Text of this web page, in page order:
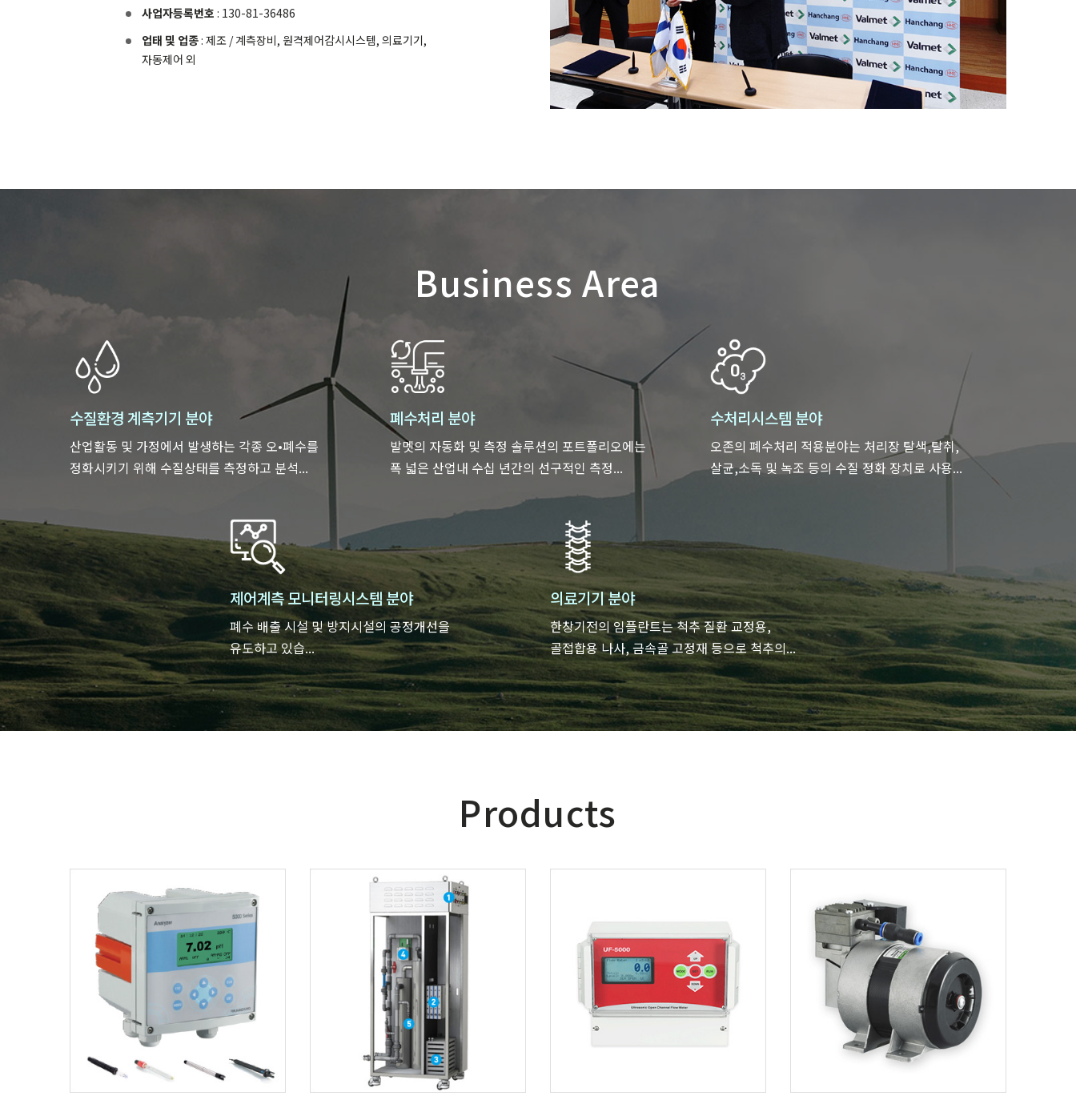
사업자등록번호 : 130-81-36486
업태 및 업종 : 제조 / 계측장비, 원격제어감시시스템, 의료기기,
자동제어 외
Business Area
수질환경 계측기기 분야
산업활동 및 가정에서 발생하는 각종 오•폐수를
정화시키기 위해 수질상태를 측정하고 분석...
폐수처리 분야
발멧의 자동화 및 측정 솔루션의 포트폴리오에는
폭 넓은 산업내 수십 년간의 선구적인 측정...
수처리시스템 분야
오존의 폐수처리 적용분야는 처리장 탈색,탈취,
살균,소독 및 녹조 등의 수질 정화 장치로 사용...
제어계측 모니터링시스템 분야
폐수 배출 시설 및 방지시설의 공정개선을
유도하고 있습...
의료기기 분야
한창기전의 임플란트는 척추 질환 교정용,
골접합용 나사, 금속골 고정재 등으로 척추의...
Products